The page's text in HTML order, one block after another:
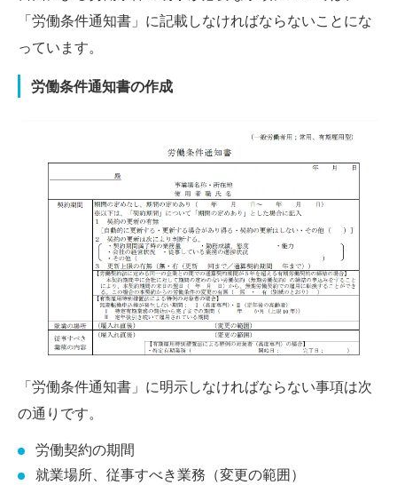
「労働条件通知書」に記載しなければならないことにな
っています。
労働条件通知書の作成
「労働条件通知書」に明示しなければならない事項は次
の通りです。
労働契約の期間
就業場所、従事すべき業務（変更の範囲）